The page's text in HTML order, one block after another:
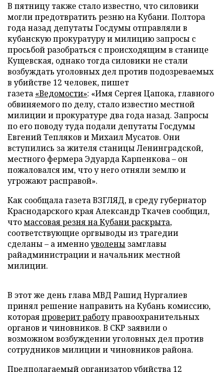
В пятницу также стало известно, что силовики
могли предотвратить резню на Кубани. Полтора
года назад депутаты Госдумы отправляли в
кубанскую прокуратуру и милицию запросы с
просьбой разобраться с происходящим в станице
Кущевская, однако тогда силовики не стали
возбуждать уголовных дел против подозреваемых
в убийстве 12 человек, пишет
газета «Ведомости»: «Имя Сергея Цапока, главного
обвиняемого по делу, стало известно местной
милиции и прокуратуре два года назад. Запросы
по его поводу туда подали депутаты Госдумы
Евгений Тепляков и Михаил Мусатов. Они
вступились за жителя станицы Ленинградской,
местного фермера Эдуарда Карпенкова – он
пожаловался им, что у него отняли землю и
угрожают расправой».
Как сообщала газета ВЗГЛЯД, в среду губернатор
Краснодарского края Александр Ткачев сообщил,
чтомассовая резня на Кубани раскрыта,
соответствующие оргвыводы из трагедии
сделаны – а именноуволены замглавы
райадминистрации и начальник местной
милиции.
В этот же день глава МВД Рашид Нургалиев
принял решение направить на Кубань комиссию,
котораяпроверит работуправоохранительных
органов и чиновников. В СКР заявили о
возможном возбуждении уголовных дел против
сотрудников милиции и чиновников района.
Предполагаемый организатор убийства 12